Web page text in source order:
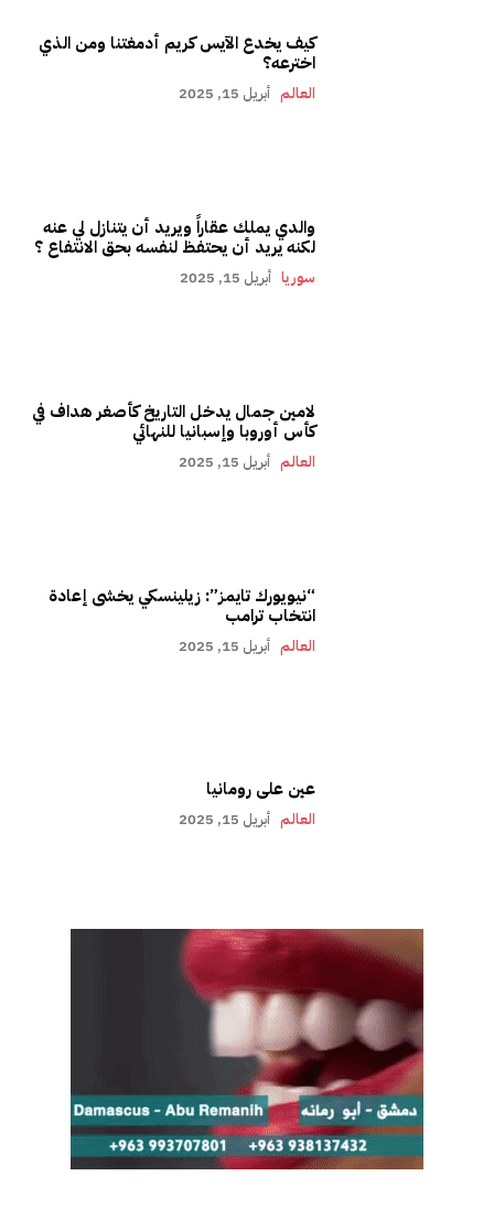
كيف يخدع الآيس كريم أدمغتنا ومن الذي
اخترعه؟
العالم أبريل 15, 2025
والدي يملك عقاراً ويريد أن يتنازل لي عنه
لكنه يريد أن يحتفظ لنفسه بحق الانتفاع ؟
سوريا أبريل 15, 2025
لامين جمال يدخل التاريخ كأصغر هداف في
كأس أوروبا وإسبانيا للنهائي
العالم أبريل 15, 2025
“نيويورك تايمز”: زيلينسكي يخشى إعادة
انتخاب ترامب
العالم أبريل 15, 2025
عين على رومانيا
العالم أبريل 15, 2025